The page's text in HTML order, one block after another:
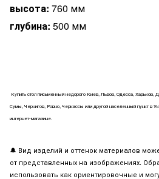
высота: 760 мм
глубина: 500 мм
Купитьстол письменныйнедорого Киев, Львов, Одесса, Харьков,
Сумы, Чернигов, Ровно, Черкассы или другой населенный пункт в
интернет-магазине.
🔔 Вид изделий и оттенок материалов
от представленных на изображениях.
использовать как ориентировочные и